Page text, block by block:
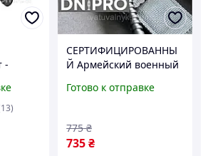
-
СЕРТИФИЦИРОВАННЫ
Й Армейский военный
турникет ДНІПРО (ген
воротком.ОРИГИНАЛ
(TЖТ)
Готово к отправке
735₴
775 ₴